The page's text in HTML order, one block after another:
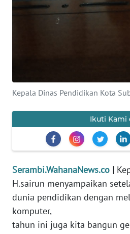
Kepala Dinas Pendidikan Kota
Ikuti Kami
Serambi.WahanaNews.co |
H.sairun menyampaikan
dunia pendidikan dengan
komputer,
tahun ini juga kita bangun
INFO
PEDOMAN
MEDIA
REDAKSI
DISCLAIMER
Wahana
Regional